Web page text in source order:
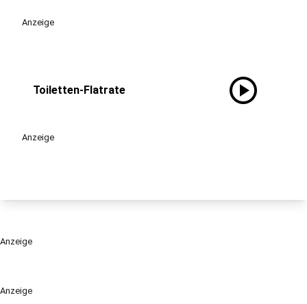
Anzeige
Anzeige
Toiletten-Flatrate play_circle
Anzeige
Anzeige